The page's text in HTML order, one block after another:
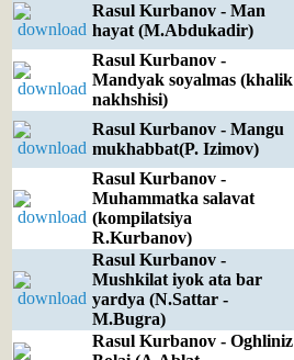
Rasul Kurbanov - Man
hayat (M.Abdukadir)
Rasul Kurbanov -
Mandyak soyalmas (khalik
nakhshisi)
Rasul Kurbanov - Mangu
mukhabbat(P. Izimov)
Rasul Kurbanov -
Muhammatka salavat
(kompilatsiya
R.Kurbanov)
Rasul Kurbanov -
Mushkilat iyok ata bar
yardya (N.Sattar -
M.Bugra)
Rasul Kurbanov - Oghliniz